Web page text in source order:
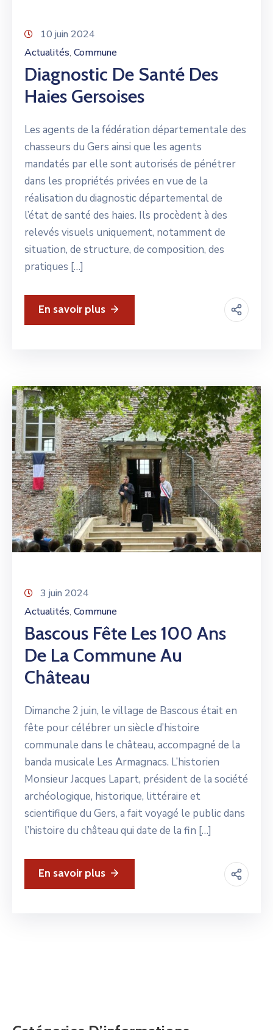
10 juin 2024
Actualités‚ Commune
Diagnostic De Santé Des
Haies Gersoises
Les agents de la fédération départementale des
chasseurs du Gers ainsi que les agents
mandatés par elle sont autorisés de pénétrer
dans les propriétés privées en vue de la
réalisation du diagnostic départemental de
l’état de santé des haies. Ils procèdent à des
relevés visuels uniquement, notamment de
situation, de structure, de composition, des
pratiques […]
En savoir plus
3 juin 2024
Actualités‚ Commune
Bascous Fête Les 100 Ans
De La Commune Au
Château
Dimanche 2 juin, le village de Bascous était en
fête pour célébrer un siècle d’histoire
communale dans le château, accompagné de la
banda musicale Les Armagnacs. L’historien
Monsieur Jacques Lapart, président de la société
archéologique, historique, littéraire et
scientifique du Gers, a fait voyagé le public dans
l’histoire du château qui date de la fin […]
En savoir plus